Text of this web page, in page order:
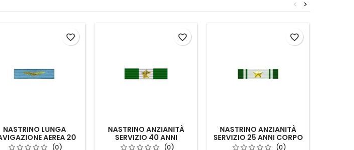
>
<
NASTRINO LUNGA
AEREA 20
ANNI
(0)
favorite_border
NASTRINO ANZIANITÀ
SERVIZIO 40 ANNI
UFFICIALI E SOTTUFFICIALI
(0)
favorite_border
NASTRINO ANZIANITÀ
SERVIZIO 25 ANNI CORPO
MILITARE CROCE ROSSA
(0)
favorite_border